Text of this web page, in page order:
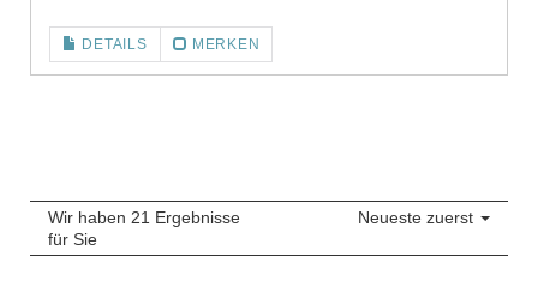
DETAILS MERKEN
Wir haben 21 Ergebnisse
für Sie
Neueste zuerst